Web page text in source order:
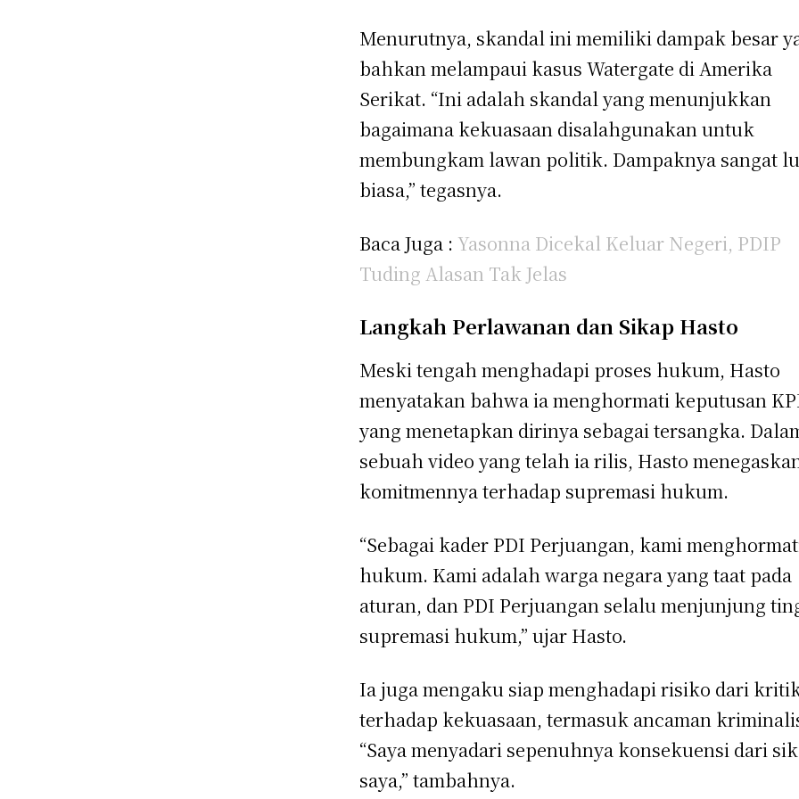
Menurutnya, skandal ini memiliki dampak besar
bahkan melampaui kasus Watergate di Amerika
Serikat. “Ini adalah skandal yang menunjukkan
bagaimana kekuasaan disalahgunakan untuk
membungkam lawan politik. Dampaknya sangat
biasa,” tegasnya.
Baca Juga : Yasonna Dicekal Keluar Negeri, PDIP
Tuding Alasan Tak Jelas
Langkah Perlawanan dan Sikap Hasto
Meski tengah menghadapi proses hukum, Hasto
menyatakan bahwa ia menghormati keputusan
yang menetapkan dirinya sebagai tersangka.
sebuah video yang telah ia rilis, Hasto
komitmennya terhadap supremasi hukum.
“Sebagai kader PDI Perjuangan, kami
hukum. Kami adalah warga negara yang taat pada
aturan, dan PDI Perjuangan selalu menjunjung
supremasi hukum,” ujar Hasto.
Ia juga mengaku siap menghadapi risiko dari
terhadap kekuasaan, termasuk ancaman
“Saya menyadari sepenuhnya konsekuensi dari
saya,” tambahnya.